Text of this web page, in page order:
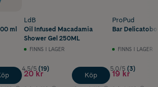
ml
LdB
Oil Infused Macadamia
Shower Gel 250ML
FINNS I LAGER
4.5/5 (19)
20 kr Köp
ProPud
Bar
FINNS I LAGER
5.0/5 (3)
19 kr